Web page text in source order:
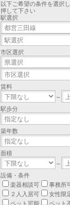
以下ご希望の条件を選択
押して下さい
駅選択
市区選択
賃料
～
駅歩分
築年数
面積
～
設備・条件
楽器相談可
事務所
２人入居可
女性限
ペット可能
ペット